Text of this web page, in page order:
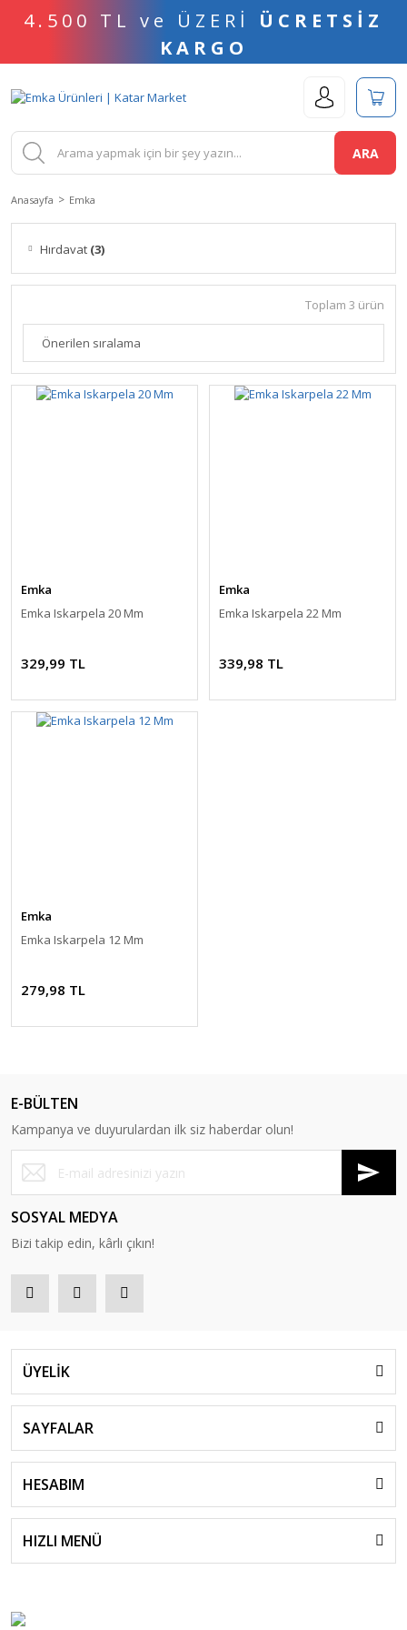
4.500 TL ve ÜZERİ ÜCRETSİZ
KARGO
ARA
Anasayfa Emka
Hırdavat (3)
Toplam 3 ürün
Emka
Emka Iskarpela 20 Mm
329,99 TL
Emka
Emka Iskarpela 22 Mm
339,98 TL
Emka
Emka Iskarpela 12 Mm
279,98 TL
E-BÜLTEN
Kampanya ve duyurulardan ilk siz haberdar olun!
SOSYAL MEDYA
Bizi takip edin, kârlı çıkın!
ÜYELİK
SAYFALAR
HESABIM
HIZLI MENÜ